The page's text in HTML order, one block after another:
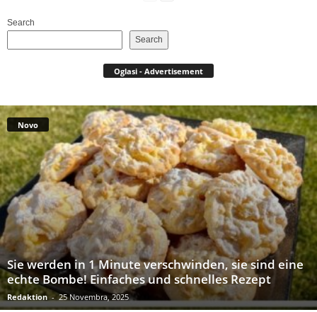
Search
Search
Oglasi - Advertisement
Novo
Sie werden in 1 Minute verschwinden, sie sind eine
echte Bombe! Einfaches und schnelles Rezept
Redaktion - 25 Novembra, 2025